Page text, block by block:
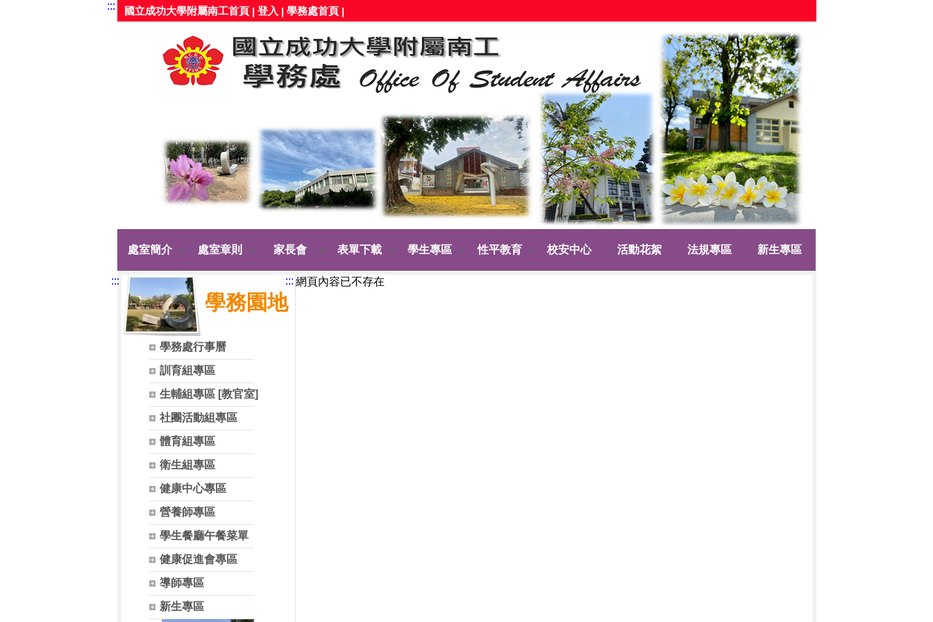
::: 國立成功大學附屬南工首頁| 登入 | 學務處首頁|
處室簡介 處室章則 家長會 表單下載 學生專區 性平教育 校安中心 活動花絮 法規專區 新生專區
:::
學務園地
學務處行事曆
訓育組專區
生輔組專區 [教官室]
社團活動組專區
體育組專區
衛生組專區
健康中心專區
營養師專區
學生餐廳午餐菜單
健康促進會專區
導師專區
新生專區
::: 網頁內容已不存在